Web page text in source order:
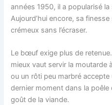
années 1950, il a popularisé
Aujourd’hui encore, sa
crémeux sans l’écraser.
Le bœuf exige plus de
mieux vaut servir la moutarde
ou un rôti peu marbré
dernier moment dans la
goût de la viande.